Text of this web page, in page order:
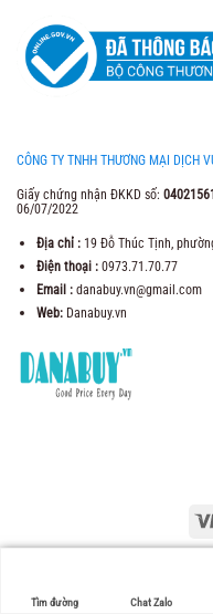
CÔNG TY TNHH THƯƠNG MẠI DỊCH
Giấy chứng nhận ĐKKD số:
06/07/2022
Địa chỉ :19 Đỗ Thúc Tịnh,
Điện thoại :0973.71.70.77
Email : danabuy.vn@gmail.com
Web: Danabuy.vn
Trung
Tìm đường Chat Zalo